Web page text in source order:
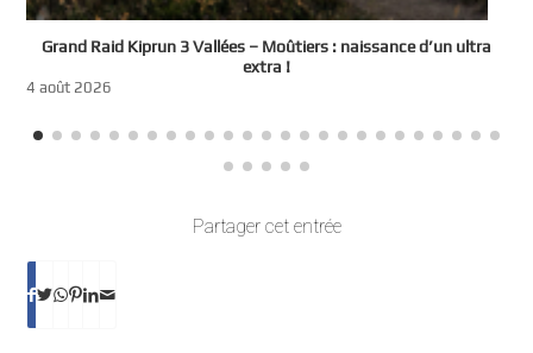
Grand Raid Kiprun 3 Vallées – Moûtiers : naissance d’un ultra
extra !
4 août 2026
Partager cet entrée